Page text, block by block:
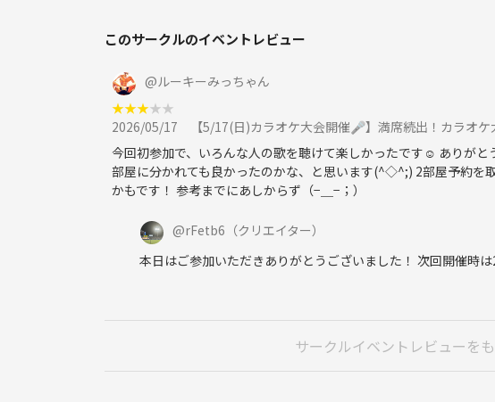
このサークルのイベントレビュー
@ルーキーみっちゃん
★★★★★
2026/05/17
【5/17(日)カラオケ大会開催🎤】満席続出！カラオ
今回初参加で、いろんな人の歌を聴けて楽しかったです☺️ ありが
部屋に分かれても良かったのかな、と思います(^◇^;) 2部屋予約を
かもです！ 参考までにあしからず（−＿−；）
@rFetb6 （クリエイター）
本日はご参加いただきありがとうございました！ 次回開催時
サークルイベントレビューを